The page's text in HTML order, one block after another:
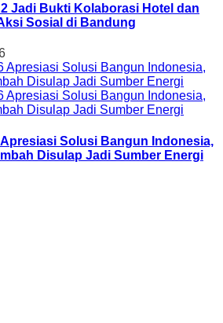
Jadi Bukti Kolaborasi Hotel dan
Sosial di Bandung
Solusi Bangun Indonesia,
Disulap Jadi Sumber Energi